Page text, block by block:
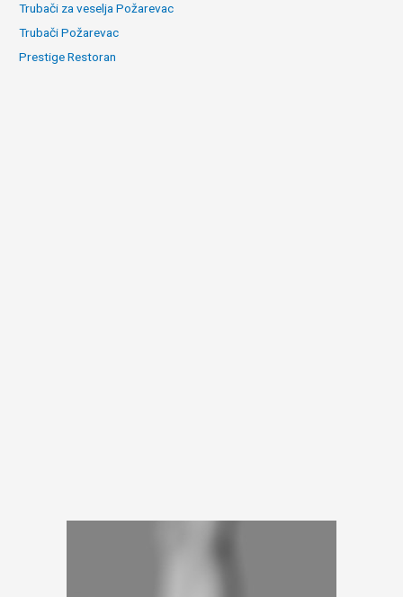
Trubači za veselja Požarevac
Trubači Požarevac
Prestige Restoran